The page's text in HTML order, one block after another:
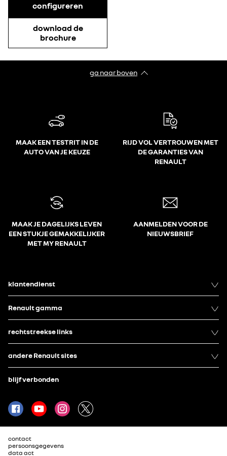
configureren
download de
brochure
ga naar boven
MAAK EEN TESTRIT IN DE
AUTO VAN JE KEUZE
RIJD VOL VERTROUWEN MET
DE GARANTIES VAN
RENAULT
MAAK JE DAGELIJKS LEVEN
EEN STUKJE GEMAKKELIJKER
MET MY RENAULT
AANMELDEN VOOR DE
NIEUWSBRIEF
klantendienst
Renault gamma
rechtstreekse links
andere Renault sites
blijf verbonden
contact
persoonsgegevens
data act